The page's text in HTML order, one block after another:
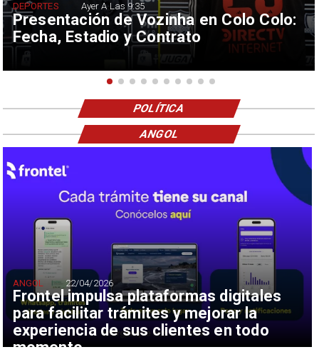
Presentación de Vozinha en Colo Colo:
Fecha, Estadio y Contrato
DEPORTES Ayer A Las 9:35
POLÍTICA
Frontel impulsa plataformas digitales
para facilitar trámites y mejorar la
experiencia de sus clientes en todo
momento
ANGOL 22/04/2026
ANGOL